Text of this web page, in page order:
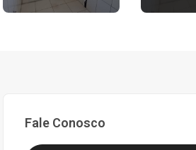
Fale Conosco